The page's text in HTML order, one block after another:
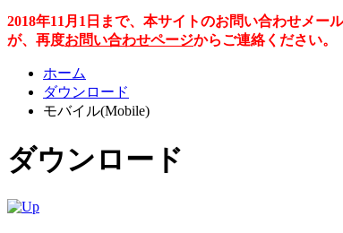
2018年11月1日まで、本サイトのお問い合わせメ
が、再度お問い合わせページからご連絡ください。
ホーム
ダウンロード
モバイル(Mobile)
ダウンロード